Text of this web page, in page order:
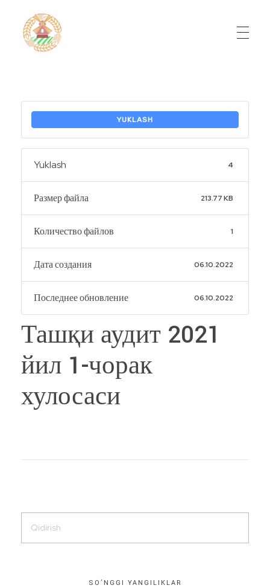
YUKLASH
Yuklash 4
Размер файла 213.77 KB
Количество файлов 1
Дата создания 06.10.2022
Последнее обновление 06.10.2022
Ташқи аудит 2021
йил 1-чорак
хулосаси
SO’NGGI YANGILIKLAR